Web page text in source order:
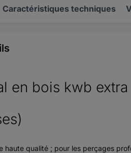
Caractéristiques techniques
en bois kwb
haute qualité ; pour les perçages